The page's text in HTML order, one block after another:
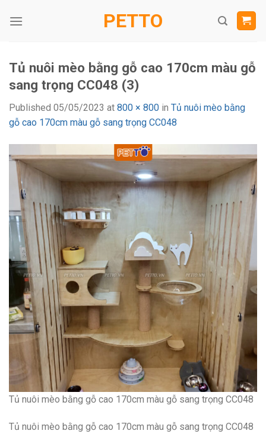
PETTO
Tủ nuôi mèo bằng gỗ cao 170cm màu gỗ
sang trọng CC048 (3)
Published 05/05/2023 at 800 × 800 in Tủ nuôi mèo bằng
gỗ cao 170cm màu gỗ sang trọng CC048
Tủ nuôi mèo bằng gỗ cao 170cm màu gỗ sang trọng CC048
Tủ nuôi mèo bằng gỗ cao 170cm màu gỗ sang trọng CC048